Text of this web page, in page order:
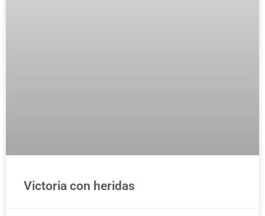
Victoria con heridas